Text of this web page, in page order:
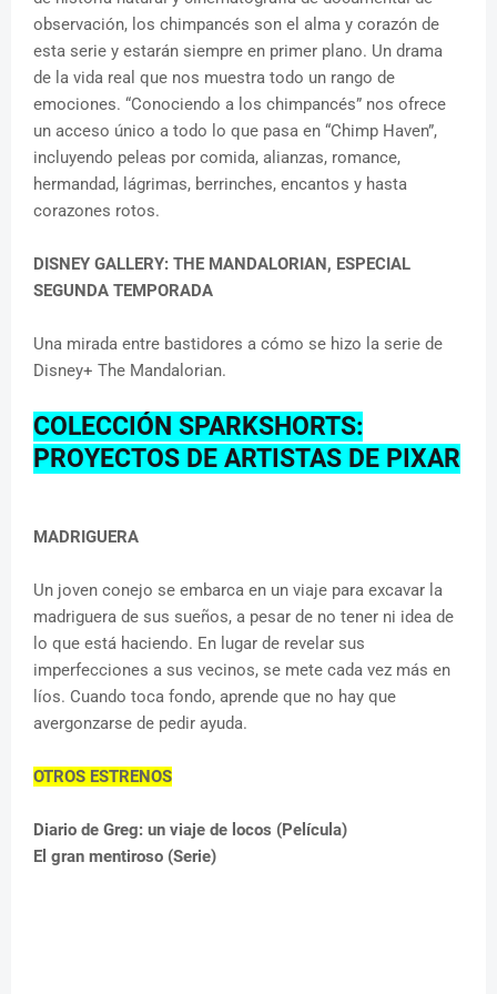
observación, los chimpancés son el alma y corazón de
esta serie y estarán siempre en primer plano. Un drama
de la vida real que nos muestra todo un rango de
emociones. “Conociendo a los chimpancés” nos ofrece
un acceso único a todo lo que pasa en “Chimp Haven”,
incluyendo peleas por comida, alianzas, romance,
hermandad, lágrimas, berrinches, encantos y hasta
corazones rotos.
DISNEY GALLERY: THE MANDALORIAN, ESPECIAL
SEGUNDA TEMPORADA
Una mirada entre bastidores a cómo se hizo la serie de
Disney+ The Mandalorian.
COLECCIÓN SPARKSHORTS:
PROYECTOS DE ARTISTAS DE PIXAR
MADRIGUERA
Un joven conejo se embarca en un viaje para excavar la
madriguera de sus sueños, a pesar de no tener ni idea de
lo que está haciendo. En lugar de revelar sus
imperfecciones a sus vecinos, se mete cada vez más en
líos. Cuando toca fondo, aprende que no hay que
avergonzarse de pedir ayuda.
OTROS ESTRENOS
Diario de Greg: un viaje de locos (Película)
El gran mentiroso (Serie)